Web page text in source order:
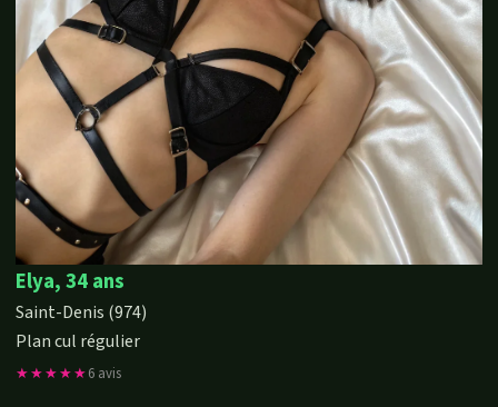
Elya, 34 ans
Saint-Denis (974)
Plan cul régulier
★★★★★6 avis